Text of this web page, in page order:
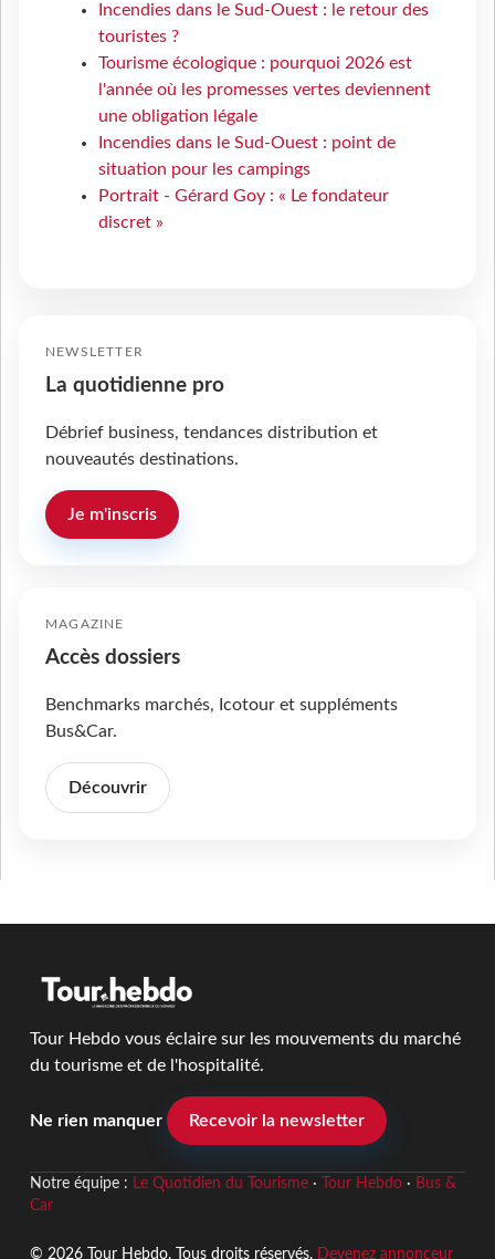
Incendies dans le Sud-Ouest : le retour des
touristes ?
Tourisme écologique : pourquoi 2026 est
l'année où les promesses vertes deviennent
une obligation légale
Incendies dans le Sud-Ouest : point de
situation pour les campings
Portrait - Gérard Goy : « Le fondateur
discret »
NEWSLETTER
La quotidienne pro
Débrief business, tendances distribution et
nouveautés destinations.
Je m'inscris
MAGAZINE
Accès dossiers
Benchmarks marchés, Icotour et suppléments
Bus&Car.
Découvrir
Tour Hebdo vous éclaire sur les mouvements du marché
du tourisme et de l'hospitalité.
Ne rien manquer Recevoir la newsletter
Notre équipe : Le Quotidien du Tourisme· Tour Hebdo· Bus &
Car
© 2026 Tour Hebdo. Tous droits réservés. Devenez annonceur